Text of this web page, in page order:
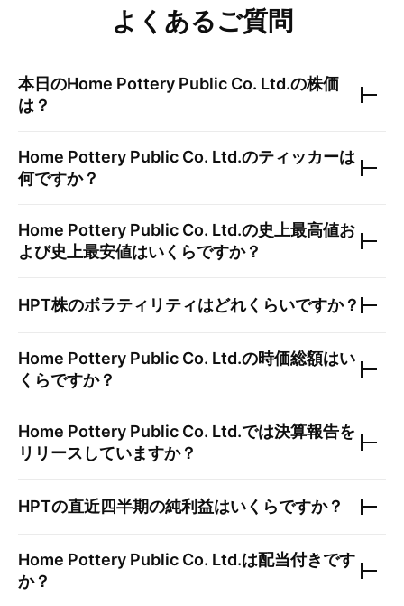
よくあるご質問
本日のHome Pottery Public Co. Ltd.の株価
は？
Home Pottery Public Co. Ltd.のティッカーは
何ですか？
Home Pottery Public Co. Ltd.の史上最高値お
よび史上最安値はいくらですか？
HPT株のボラティリティはどれくらいですか？
Home Pottery Public Co. Ltd.の時価総額はい
くらですか？
Home Pottery Public Co. Ltd.では決算報告を
リリースしていますか？
HPTの直近四半期の純利益はいくらですか？
Home Pottery Public Co. Ltd.は配当付きです
か？